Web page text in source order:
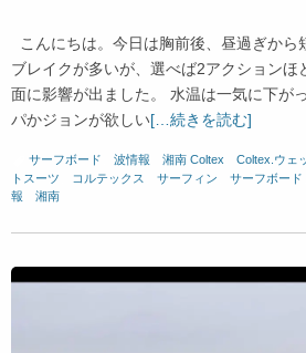
こんにちは。今日は胸前後、昼過ぎから
ブレイクが多いが、選べば2アクションほ
面に影響が出ました。 水温は一気に下が
パかジョンが欲しい[…続きを読む]
サーフボード 波情報 湘南 Coltex Coltex.ウェ
トスーツ
コルテックス サーフィン サーフボード
報 湘南